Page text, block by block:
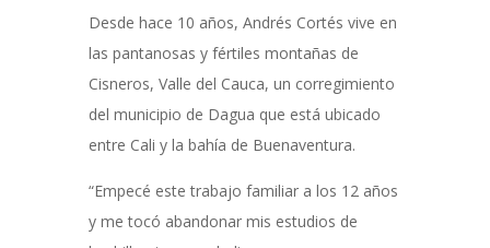
Desde hace 10 años, Andrés Cortés vive en
las pantanosas y fértiles montañas de
Cisneros, Valle del Cauca, un corregimiento
del municipio de Dagua que está ubicado
entre Cali y la bahía de Buenaventura.
“Empecé este trabajo familiar a los 12 años
y me tocó abandonar mis estudios de